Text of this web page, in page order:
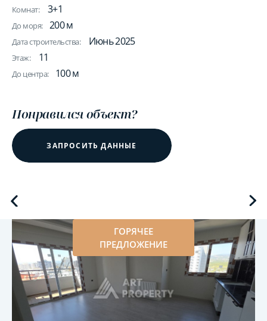
Комнат: 3+1
До моря: 200 м
Дата строительства: Июнь 2025
Этаж: 11
До центра: 100 м
Понравился объект?
ЗАПРОСИТЬ ДАННЫЕ
ГОРЯЧЕЕ
ПРЕДЛОЖЕНИЕ